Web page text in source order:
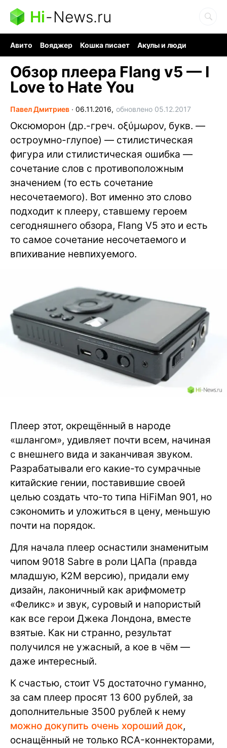
Hi-News.ru
Авито Вояджер Кошка писает
Акулы и люди
Обзор плеера Flang v5 — I
Love to Hate You
Павел Дмитриев ∙ 06.11.2016, обновлено 05.12.2017
Оксюморон (др.-греч. οξύμωρον, букв. —
остроумно-глупое) — стилистическая
фигура или стилистическая ошибка —
сочетание слов с противоположным
значением (то есть сочетание
несочетаемого). Вот именно это слово
подходит к плееру, ставшему героем
сегодняшнего обзора, Flang V5 это и есть
то самое сочетание несочетаемого и
впихивание невпихуемого.
Плеер этот, окрещённый в народе
«шлангом», удивляет почти всем, начиная
с внешнего вида и заканчивая звуком.
Разрабатывали его какие-то сумрачные
китайские гении, поставившие своей
целью создать что-то типа HiFiMan 901, но
сэкономить и уложиться в цену, меньшую
почти на порядок.
Для начала плеер оснастили знаменитым
чипом 9018 Sabre в роли ЦАПа (правда
младшую, K2M версию), придали ему
дизайн, лаконичный как арифмометр
«Феликс» и звук, суровый и напористый
как все герои Джека Лондона, вместе
взятые. Как ни странно, результат
получился не ужасный, а кое в чём —
даже интересный.
К счастью, стоит V5 достаточно гуманно,
за сам плеер просят 13 600 рублей, за
дополнительные 3500 рублей к нему
можно докупить очень хороший док,
оснащённый не только RCA-коннекторами,